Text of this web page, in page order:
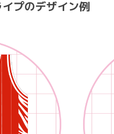
プのデザイン例